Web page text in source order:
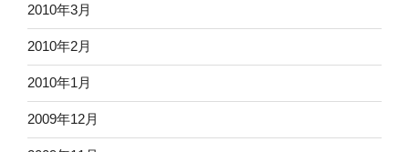
2010年3月
2010年2月
2010年1月
2009年12月